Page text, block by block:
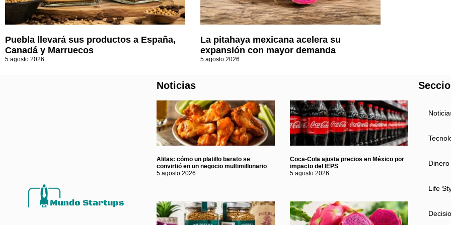
Puebla llevará sus productos a España,
Canadá y Marruecos
5 agosto 2026
La pitahaya mexicana acelera su
expansión con mayor demanda
5 agosto 2026
Noticias
Alitas: cómo un platillo barato se
convirtió en un negocio multimillonario
5 agosto 2026
Coca-Cola ajusta precios en México por
impacto del IEPS
5 agosto 2026
Dinero
Life